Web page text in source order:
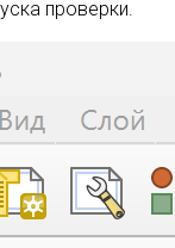
проверки.